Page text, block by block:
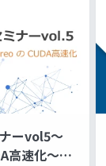
ーvol5～
高速化～